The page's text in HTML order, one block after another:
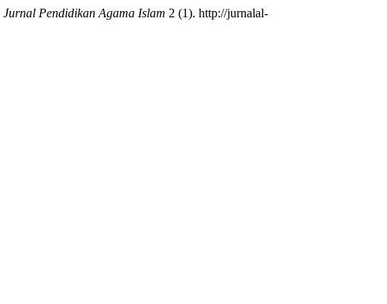
Jurnal Pendidikan Agama Islam 2 (1). http://jurnalal-